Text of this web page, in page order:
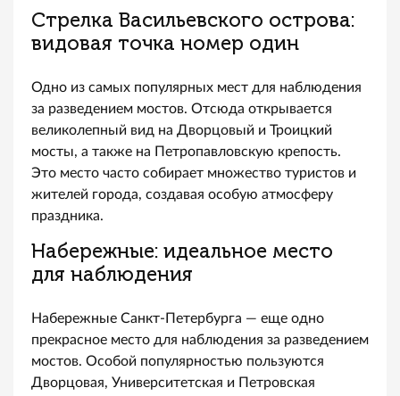
Стрелка Васильевского острова:
видовая точка номер один
Одно из самых популярных мест для наблюдения
за разведением мостов. Отсюда открывается
великолепный вид на Дворцовый и Троицкий
мосты, а также на Петропавловскую крепость.
Это место часто собирает множество туристов и
жителей города, создавая особую атмосферу
праздника.
Набережные: идеальное место
для наблюдения
Набережные Санкт-Петербурга — еще одно
прекрасное место для наблюдения за разведением
мостов. Особой популярностью пользуются
Дворцовая, Университетская и Петровская